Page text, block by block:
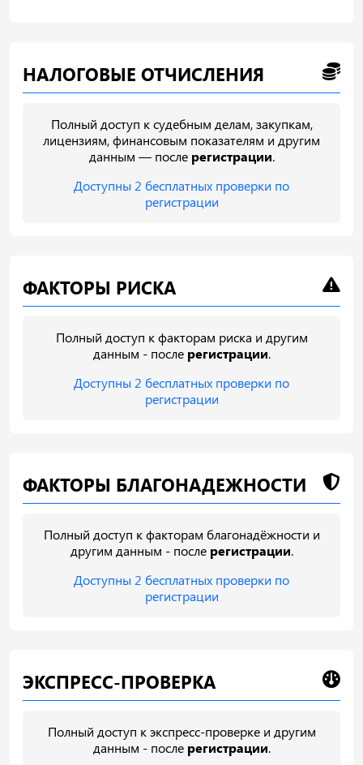
НАЛОГОВЫЕ ОТЧИСЛЕНИЯ
Полный доступ к судебным делам, закупкам,
лицензиям, финансовым показателям и другим
данным — после регистрации.
Доступны 2 бесплатных проверки по
регистрации
ФАКТОРЫ РИСКА
Полный доступ к факторам риска и другим
данным - после регистрации.
Доступны 2 бесплатных проверки по
регистрации
ФАКТОРЫ БЛАГОНАДЕЖНОСТИ
Полный доступ к факторам благонадёжности и
другим данным - после регистрации.
Доступны 2 бесплатных проверки по
регистрации
ЭКСПРЕСС-ПРОВЕРКА
Полный доступ к экспресс-проверке и другим
данным - после регистрации.